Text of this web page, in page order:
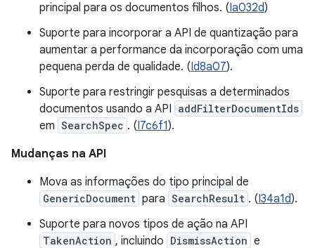
principal para os documentos filhos. (Ia032d)
Suporte para incorporar a API de quantização para
aumentar a performance da incorporação com uma
pequena perda de qualidade. (Id8a07).
Suporte para restringir pesquisas a determinados
documentos usando a API addFilterDocumentIds
em SearchSpec . (I7c6f1).
Mudanças na API
Mova as informações do tipo principal de
GenericDocument para SearchResult . (I34a1d).
Suporte para novos tipos de ação na API
TakenAction , incluindo DismissAction e